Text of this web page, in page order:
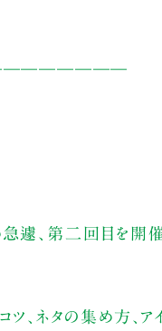
、第二回目を開催
、ネタの集め方、ア